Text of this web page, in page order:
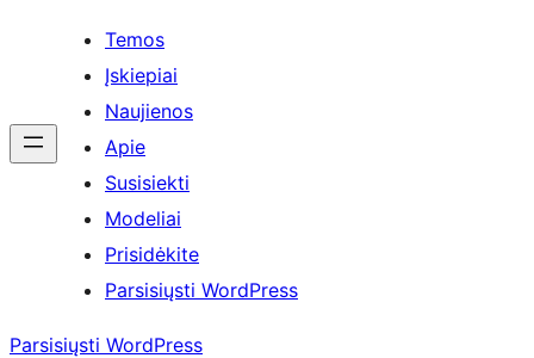
Temos
Įskiepiai
Naujienos
Apie
Susisiekti
Modeliai
Prisidėkite
Parsisiųsti WordPress
Parsisiųsti WordPress